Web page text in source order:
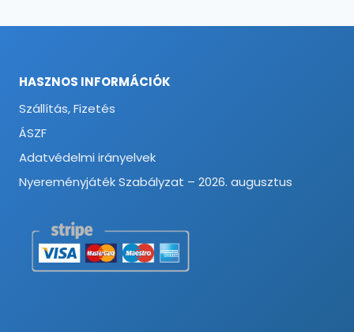
HASZNOS INFORMÁCIÓK
Szállítás, Fizetés
ÁSZF
Adatvédelmi irányelvek
Nyereményjáték Szabályzat – 2026. augusztus